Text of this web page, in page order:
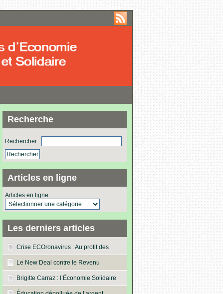
Recherche
Rechercher :
Articles en ligne
Articles en ligne
Les derniers articles
Crise ECOronavirus : Au profit des
banques ou des peuples ?
Le New Deal contre le Revenu
d’Existence
Brigitte Carraz : l’Économie Solidaire